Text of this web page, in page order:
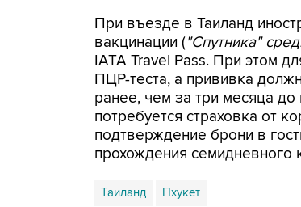
При въезде в Таиланд
вакцинации ("Спутника"
IATA Travel Pass. При этом
ПЦР-теста, а прививка
ранее, чем за три месяца до
потребуется страховка от
подтверждение брони в
прохождения семидневного
Таиланд Пхукет